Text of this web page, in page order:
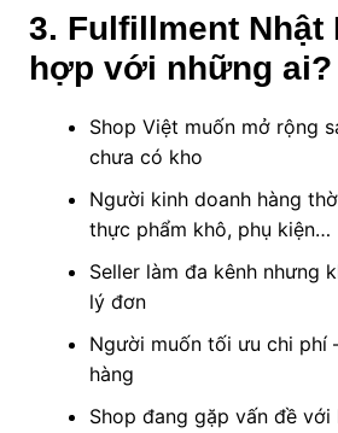
3. Fulfillment Nhật
hợp với những ai?
Shop Việt muốn mở rộng
chưa có kho
Người kinh doanh hàng
thực phẩm khô, phụ kiện…
Seller làm đa kênh nhưng
lý đơn
Người muốn tối ưu chi phí
hàng
Shop đang gặp vấn đề với